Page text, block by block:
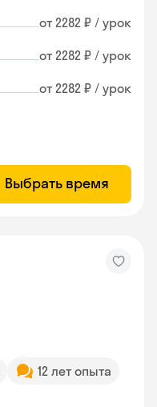
от 2282 ₽ / урок
от 2282 ₽ / урок
от 2282 ₽ / урок
Выбрать время
12 лет опыта